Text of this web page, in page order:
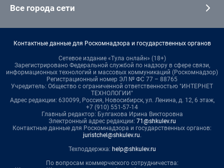
Все города сети
Контактные данные для Роскомнадзора и государственных органов
Сетевое издание «Тула онлайн» (18+)
Зарегистрировано Федеральной службой по надзору в сфере связи,
информационных технологий и массовых коммуникаций (Роскомнадзор)
Регистрационный номер ЭЛ № ФС 77 – 88765
Учредитель: Общество с ограниченной ответственностью "ИНТЕРНЕТ
ТЕХНОЛОГИИ"
Адрес редакции: 630099, Россия, Новосибирск, ул. Ленина, д. 12, 6 этаж,
+7 (910) 551-57-14
Главный редактор: Булгакова Ирина Викторовна
Электронный адрес редакции: 71@shkulev.ru
Контактные данные для Роскомнадзора и государственных органов:
juristchel@shkulev.ru.
Техподдержка: help@shkulev.ru
По вопросам коммерческого сотрудничества: